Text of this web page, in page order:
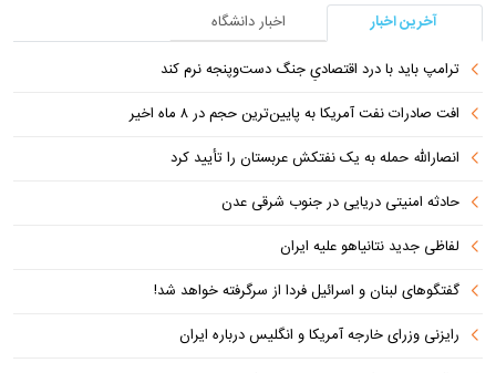
آخرین اخبار
اخبار دانشگاه
ترامپ باید با درد اقتصادیِ جنگ دست‌و‌پنجه نرم کند
افت صادرات نفت آمریکا به پایین‌ترین حجم در ۸ ماه اخیر
انصارالله حمله به یک نفتکش عربستان را تأیید کرد
حادثه امنیتی دریایی در جنوب شرقی عدن
لفاظی جدید نتانیاهو علیه ایران
گفتگوهای لبنان و اسرائیل فردا از سرگرفته خواهد شد!
رایزنی وزرای خارجه آمریکا و انگلیس درباره ایران